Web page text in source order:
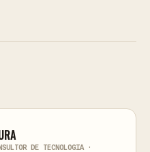
DE TECNOLOGIA ·